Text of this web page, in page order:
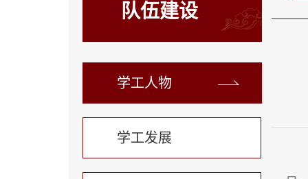
队伍建设
学工人物
学工发展